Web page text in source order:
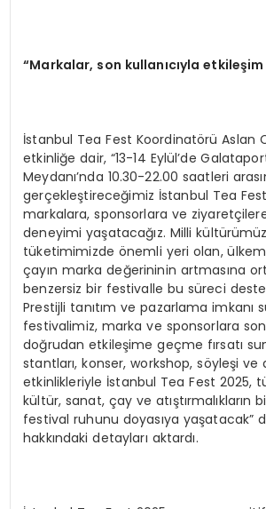
“Markalar, son kullanıcıyla
İstanbul Tea Fest Koordinatörü Aslan
etkinliğe dair, “13-14 Eylül’de
Meydanı’nda 10.30-22.00 saatleri
gerçekleştireceğimiz İstanbul Tea Fest
markalara, sponsorlara ve
deneyimi yaşatacağız. Milli
tüketimimizde önemli yeri olan,
çayın marka değerininin artmasına
benzersiz bir festivalle bu süreci
Prestijli tanıtım ve pazarlama imkanı
festivalimiz, marka ve sponsorlara son
doğrudan etkileşime geçme fırsatı
stantları, konser, workshop, söyleşi ve
etkinlikleriyle İstanbul Tea Fest 2025,
kültür, sanat, çay ve atıştırmalıkların
festival ruhunu doyasıya yaşatacak”
hakkındaki detayları aktardı.